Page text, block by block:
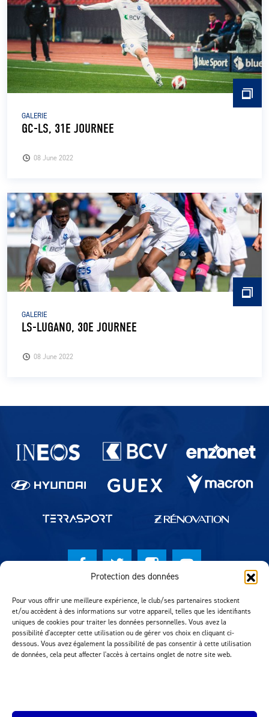
Protection des données
Pour vous offrir une meilleure expérience, le club/ses partenaires stockent
et/ou accèdent à des informations sur votre appareil, telles que les identifiants
uniques de cookies pour traiter les données personnelles. Vous avez la
possibilité d'accepter cette utilisation ou de gérer vos choix en cliquant ci-
dessous. Vous avez également la possibilité de pas consentir à cette utilisation
de données, cela peut affecter l'accès à certains onglet de notre site web.
08 June 2022
GALERIE
GC-LS, 31E JOURNEE
08 June 2022
GALERIE
LS-LUGANO, 30E JOURNEE
Partenaires du lausanne-Sport
© Lausanne Sport Football Club 2026
Réalisation MTM Agency